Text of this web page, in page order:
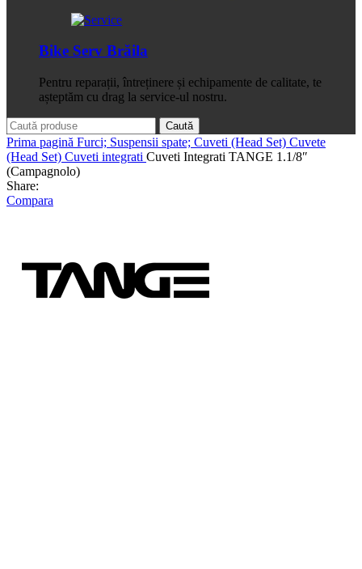
Bike Serv Brăila
Pentru reparații, întreținere și echipamente de calitate, te
așteptăm cu drag la service-ul nostru.
Caută
Prima pagină Furci; Suspensii spate; Cuveti (Head Set) Cuvete
(Head Set) Cuveti integrati Cuveti Integrati TANGE 1.1/8″
(Campagnolo)
Share:
Compara